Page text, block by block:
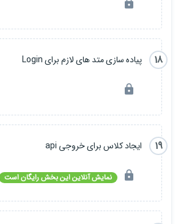
18 پیاده سازی متد های لازم برای Login
19 ایجاد کلاس برای خروجی api
نمایش آنلاین این بخش رایگان است